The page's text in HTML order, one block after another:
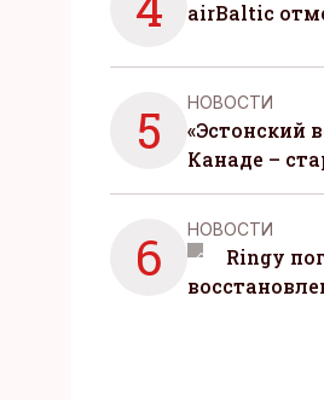
airBaltic
5 НОВОСТИ
«Эстонский
Канаде –
6 НОВОСТИ
Ringy